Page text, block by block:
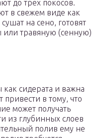
до трех покосов.
в свежем виде как
на сено, готовят
травяную (сенную)
сидерата и важна
привести в тому, что
может получать
из глубинных слоев
полив ему не